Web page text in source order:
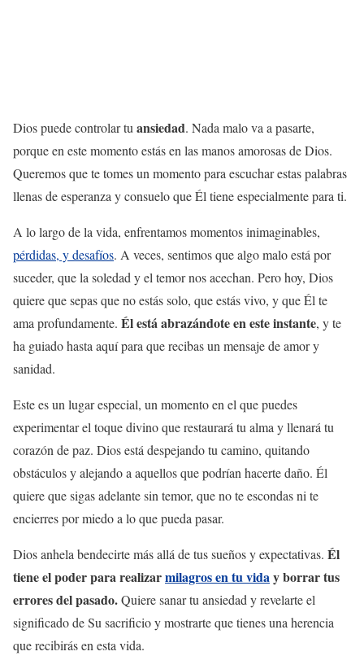
Dios puede controlar tuansiedad. Nada malo va a pasarte,
porque en este momento estás en las manos amorosas de Dios.
Queremos que te tomes un momento para escuchar estas palabras
llenas de esperanza y consuelo que Él tiene especialmente para ti.
A lo largo de la vida, enfrentamos momentos inimaginables,
pérdidas, y desafíos. A veces, sentimos que algo malo está por
suceder, que la soledad y el temor nos acechan. Pero hoy, Dios
quiere que sepas que no estás solo, que estás vivo, y que Él te
ama profundamente. Él está abrazándote en este instante, y te
ha guiado hasta aquí para que recibas un mensaje de amor y
sanidad.
Este es un lugar especial, un momento en el que puedes
experimentar el toque divino que restaurará tu alma y llenará tu
corazón de paz. Dios está despejando tu camino, quitando
obstáculos y alejando a aquellos que podrían hacerte daño. Él
quiere que sigas adelante sin temor, que no te escondas ni te
encierres por miedo a lo que pueda pasar.
Dios anhela bendecirte más allá de tus sueños y expectativas. Él
tiene el poder para realizarmilagros en tu viday borrar tus
errores del pasado.Quiere sanar tu ansiedad y revelarte el
significado de Su sacrificio y mostrarte que tienes una herencia
que recibirás en esta vida.